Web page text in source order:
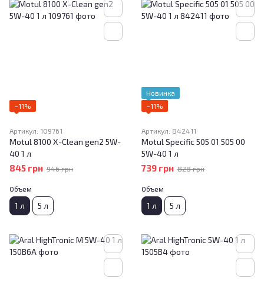
−11%
Артикул: 109761
Motul 8100 X-Clean gen2 5W-
40 1 л
845 грн 946 грн
Объем
1 л 5 л
Новинка
−11%
Артикул: 842411
Motul Specific 505 01 505 00
5W-40 1 л
739 грн 828 грн
Объем
1 л 5 л